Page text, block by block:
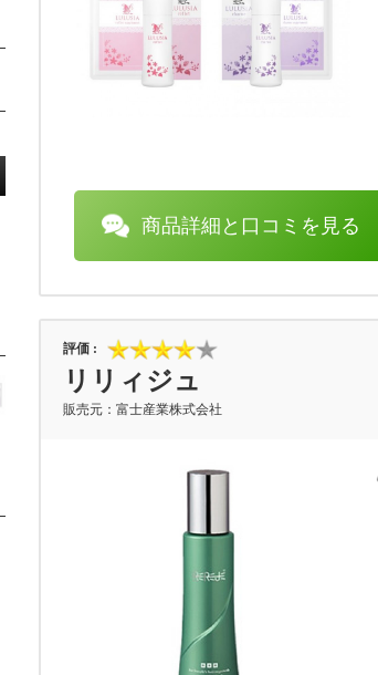
商品詳細と口コミを見る
リリィジュ
富士産業株式会社